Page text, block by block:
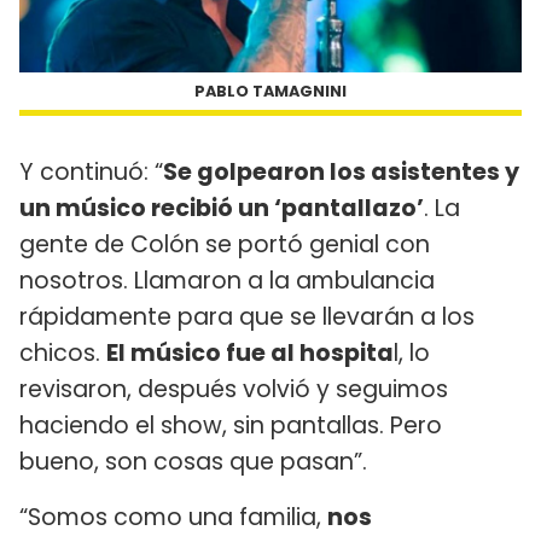
PABLO TAMAGNINI
Y continuó: “Se golpearon los asistentes y
un músico recibió un ‘pantallazo’. La
gente de Colón se portó genial con
nosotros. Llamaron a la ambulancia
rápidamente para que se llevarán a los
chicos. El músico fue al hospital, lo
revisaron, después volvió y seguimos
haciendo el show, sin pantallas. Pero
bueno, son cosas que pasan”.
“Somos como una familia, nos